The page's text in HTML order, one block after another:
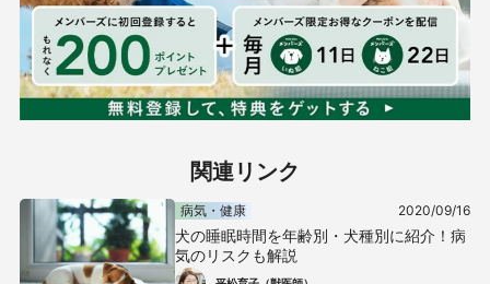
関連リンク
病気・健康 2020/09/16
犬の睡眠時間を年齢別・犬種別に紹介！病
気のリスクも解説